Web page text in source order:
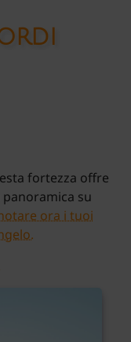
fortezza offre
su
ora i tuoi